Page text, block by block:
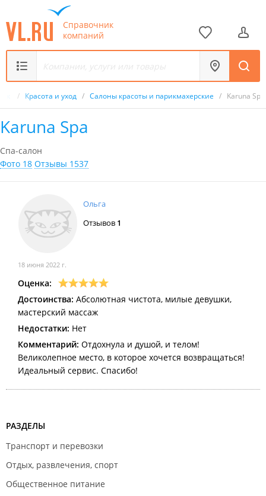
Справочник
компаний
/ Красота и уход / Салоны красоты и парикмахерские / Karuna Spa
Karuna Spa
Спа-салон
Фото 18 Отзывы 1537
Ольга
Отзывов 1
18 июня 2022 г.
Оценка:
Достоинства: Абсолютная чистота, милые девушки,
мастерский массаж
Недостатки: Нет
Комментарий: Отдохнула и душой, и телом!
Великолепное место, в которое хочется возвращаться!
Идеальный сервис. Спасибо!
РАЗДЕЛЫ
Транспорт и перевозки
Отдых, развлечения, спорт
Общественное питание